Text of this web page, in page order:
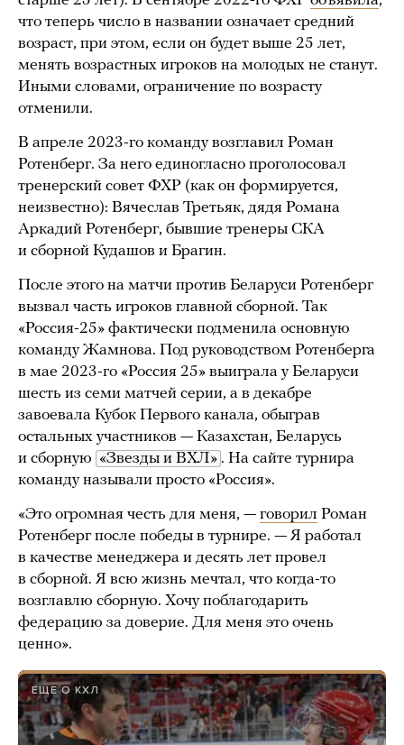
что теперь число в названии означает средний
возраст, при этом, если он будет выше 25 лет,
менять возрастных игроков на молодых не станут.
Иными словами, ограничение по возрасту
отменили.
В апреле 2023-го команду возглавил Роман
Ротенберг. За него единогласно проголосовал
тренерский совет ФХР (как он формируется,
неизвестно): Вячеслав Третьяк, дядя Романа
Аркадий Ротенберг, бывшие тренеры СКА
и сборной Кудашов и Брагин.
После этого на матчи против Беларуси Ротенберг
вызвал часть игроков главной сборной. Так
«Россия-25» фактически подменила основную
команду Жамнова. Под руководством Ротенберга
в мае 2023-го «Россия 25» выиграла у Беларуси
шесть из семи матчей серии, а в декабре
завоевала Кубок Первого канала, обыграв
остальных участников — Казахстан, Беларусь
и сборную «Звезды и ВХЛ» . На сайте турнира
команду называли просто «Россия».
«Это огромная честь для меня, — говорил Роман
Ротенберг после победы в турнире. — Я работал
в качестве менеджера и десять лет провел
в сборной. Я всю жизнь мечтал, что когда-то
возглавлю сборную. Хочу поблагодарить
федерацию за доверие. Для меня это очень
ценно».
ЕЩЕ О КХЛ